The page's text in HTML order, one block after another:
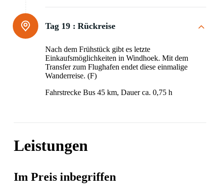
Tag 19 : Rückreise
Nach dem Frühstück gibt es letzte
Einkaufsmöglichkeiten in Windhoek. Mit dem
Transfer zum Flughafen endet diese einmalige
Wanderreise. (F)
Fahrstrecke Bus 45 km, Dauer ca. 0,75 h
Leistungen
Im Preis inbegriffen